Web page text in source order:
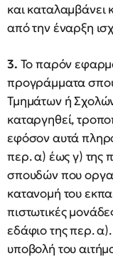
και καταλαμβάνει
από την έναρξη
3. Το παρόν
προγράμματα
Τμημάτων ή
καταργηθεί,
εφόσον αυτά
περ. α) έως γ) της
σπουδών που
κατανομή του
πιστωτικές
εδάφιο της περ.
υποβολή του